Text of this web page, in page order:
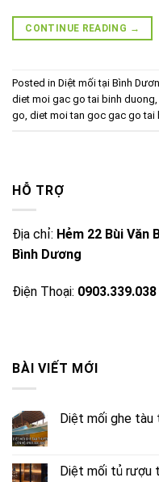
CONTINUE READING →
Posted in Diệt mối tại Bình
diet moi gac go tai binh duong,
go, diet moi tan goc gac go tai
HỖ TRỢ
Địa chỉ: Hẻm 22 Bùi Văn
Bình Dương
Điện Thoại: 0903.339.038
BÀI VIẾT MỚI
Diệt mối ghe tàu
Diệt mối tủ rượu